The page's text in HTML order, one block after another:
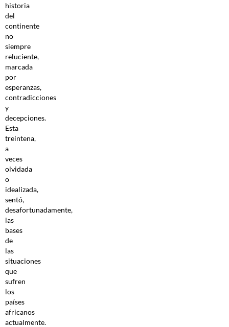
historia
del
continente
no
siempre
reluciente,
marcada
por
esperanzas,
contradicciones
y
decepciones.
Esta
treintena,
a
veces
olvidada
o
idealizada,
sentó,
desafortunadamente,
las
bases
de
las
situaciones
que
sufren
los
países
africanos
actualmente.